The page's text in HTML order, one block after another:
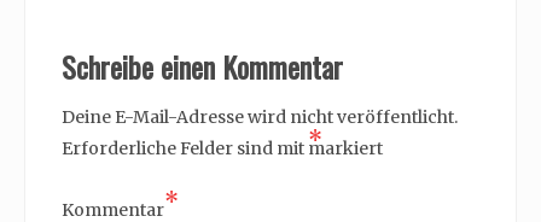
Schreibe einen Kommentar
Deine E-Mail-Adresse wird nicht veröffentlicht.
Erforderliche Felder sind mit *
markiert
Kommentar*